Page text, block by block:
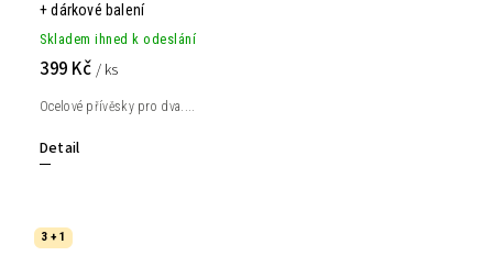
+ dárkové balení
Skladem ihned k odeslání
399 Kč / ks
Detail
Ocelové přívěsky pro dva....
3 + 1